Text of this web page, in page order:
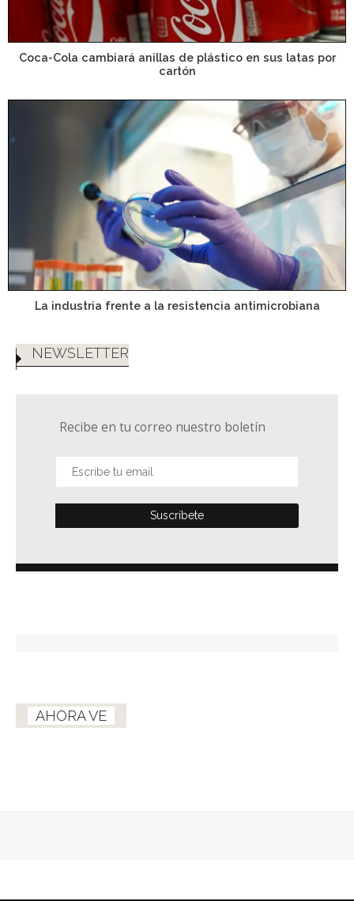
Coca-Cola cambiará anillas de plástico en sus latas por
cartón
La industria frente a la resistencia antimicrobiana
NEWSLETTER
Recibe en tu correo nuestro boletín
AHORA VE